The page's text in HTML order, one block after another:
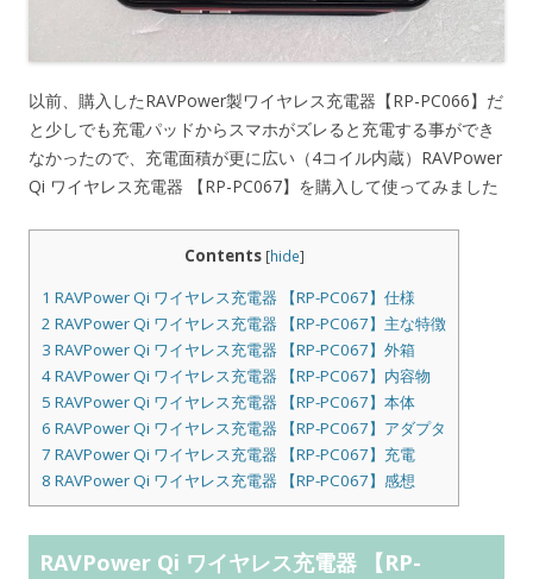
以前、購入したRAVPower製ワイヤレス充電器【RP-PC066】だ
と少しでも充電パッドからスマホがズレると充電する事ができ
なかったので、充電面積が更に広い（4コイル内蔵）RAVPower
Qi ワイヤレス充電器 【RP-PC067】を購入して使ってみました
Contents [hide]
1 RAVPower Qi ワイヤレス充電器 【RP-PC067】仕様
2 RAVPower Qi ワイヤレス充電器 【RP-PC067】主な特徴
3 RAVPower Qi ワイヤレス充電器 【RP-PC067】外箱
4RAVPower Qi ワイヤレス充電器 【RP-PC067】内容物
5 RAVPower Qi ワイヤレス充電器 【RP-PC067】本体
6 RAVPower Qi ワイヤレス充電器 【RP-PC067】アダプタ
7 RAVPower Qi ワイヤレス充電器 【RP-PC067】充電
8 RAVPower Qi ワイヤレス充電器 【RP-PC067】感想
RAVPower Qi ワイヤレス充電器 【RP-